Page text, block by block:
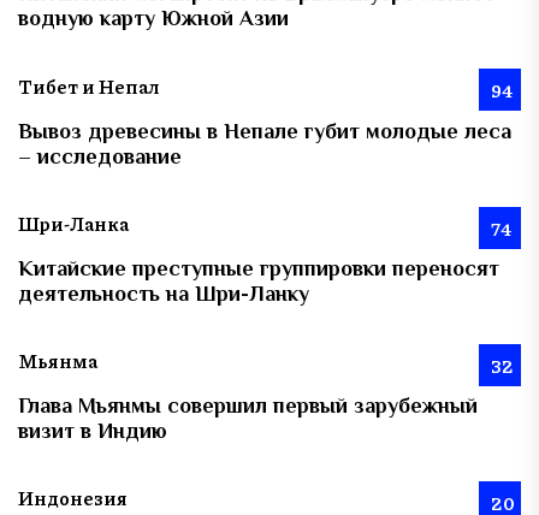
водную карту Южной Азии
Тибет и Непал 94
Вывоз древесины в Непале губит молодые леса
– исследование
Шри-Ланка 74
Китайские преступные группировки переносят
деятельность на Шри-Ланку
Мьянма 32
Глава Мьянмы совершил первый зарубежный
визит в Индию
Индонезия 20